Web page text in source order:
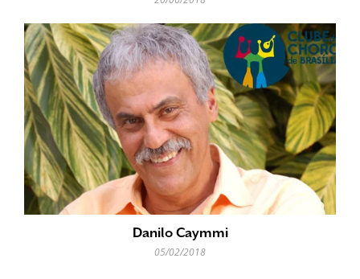
Danilo Caymmi
05/02/2018